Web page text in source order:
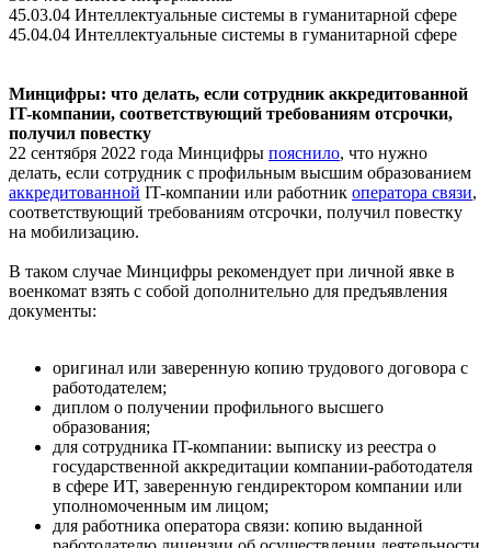
45.03.04 Интеллектуальные системы в гуманитарной сфере
45.04.04 Интеллектуальные системы в гуманитарной сфере
Минцифры: что делать, если сотрудник аккредитованной
IT-компании, соответствующий требованиям отсрочки,
получил повеcтку
22 сентября 2022 года Минцифры пояснило, что нужно
делать, если сотрудник с профильным высшим образованием
аккредитованной IT-компании или работник оператора связи,
соответствующий требованиям отсрочки, получил повестку
на мобилизацию.
В таком случае Минцифры рекомендует при личной явке в
военкомат взять с собой дополнительно для предъявления
документы:
оригинал или заверенную копию трудового договора с
работодателем;
диплом о получении профильного высшего
образования;
для сотрудника IT-компании: выписку из реестра о
государственной аккредитации компании-работодателя
в сфере ИТ, заверенную гендиректором компании или
уполномоченным им лицом;
для работника оператора связи: копию выданной